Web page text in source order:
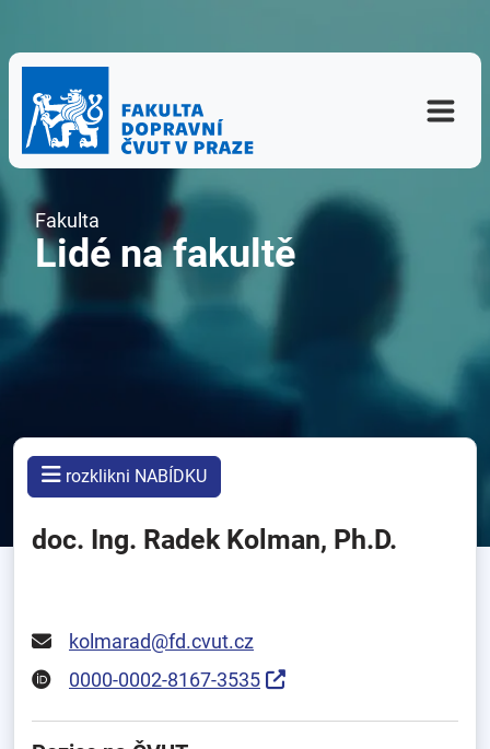
Fakulta
Lidé na fakultě
rozklikni NABÍDKU
doc. Ing. Radek Kolman, Ph.D.
kolmarad@fd.cvut.cz
0000-0002-8167-3535